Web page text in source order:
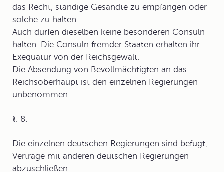
das Recht, ständige Gesandte zu empfangen oder
solche zu halten.
Auch dürfen dieselben keine besonderen Consuln
halten. Die Consuln fremder Staaten erhalten ihr
Exequatur von der Reichsgewalt.
Die Absendung von Bevollmächtigten an das
Reichsoberhaupt ist den einzelnen Regierungen
unbenommen.
§. 8.
Die einzelnen deutschen Regierungen sind befugt,
Verträge mit anderen deutschen Regierungen
abzuschließen.